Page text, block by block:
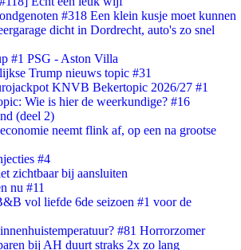
#318 Een klein kusje moet kunnen
dicht in Dordrecht, auto's zo snel
#1 PSG - Aston Villa
Trump nieuws topic #31
KNVB Bekertopic 2026/27 #1
Wie is hier de weerkundige? #16
(deel 2)
neemt flink af, op een na grootse
#4
zichtbaar bij aansluiten
nu #11
vol liefde 6de seizoen #1 voor de
#81 Horrorzomer
bij AH duurt straks 2x zo lang